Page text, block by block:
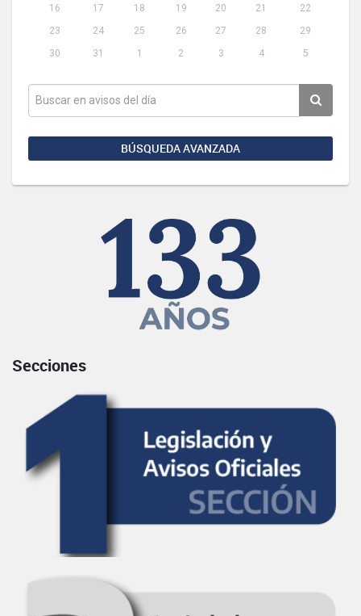
16
17 18 19 20 21
22
23
24 25 26 27 28
29
30
31 1 2 3 4 5
BÚSQUEDA AVANZADA
Secciones